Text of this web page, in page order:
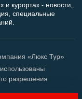
курортах - новости,
специальные
«Люкс Тур»
разрешения